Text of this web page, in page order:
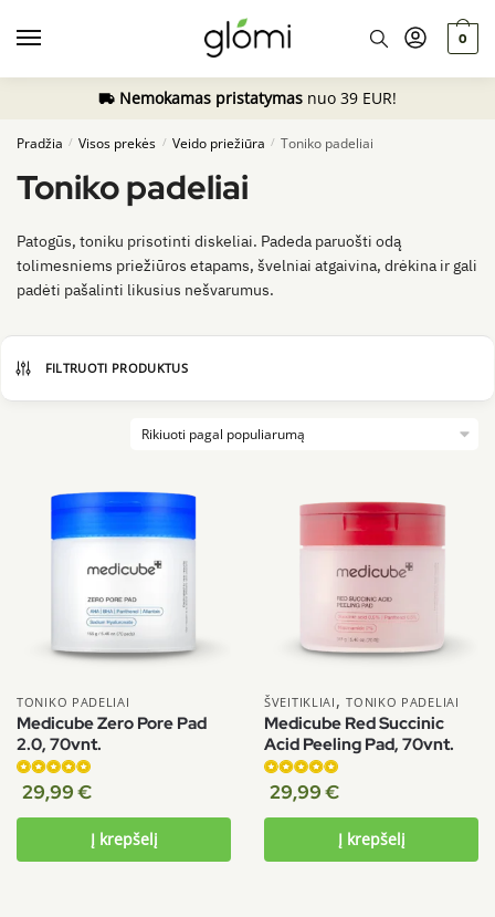
0
Nemokamas pristatymas nuo 39 EUR!
Pradžia / Visos prekės / Veido priežiūra / Toniko padeliai
Toniko padeliai
Patogūs, toniku prisotinti diskeliai. Padeda paruošti odą
tolimesniems priežiūros etapams, švelniai atgaivina, drėkina ir gali
padėti pašalinti likusius nešvarumus.
FILTRUOTI PRODUKTUS
TONIKO PADELIAI
Medicube Zero Pore Pad
2.0, 70vnt.
Įvertinimas:
29,99€
Į krepšelį
ŠVEITIKLIAI ,TONIKO PADELIAI
Medicube Red Succinic
Acid Peeling Pad, 70vnt.
Įvertinimas:
29,99€
Į krepšelį